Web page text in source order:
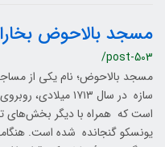
مسجد بالاحوض بخارا
/post-503
مسجد بالاحوض؛ نام یکی از
سازه در سال ۱۷۱۳
است که همراه با دیگر بخش‌های